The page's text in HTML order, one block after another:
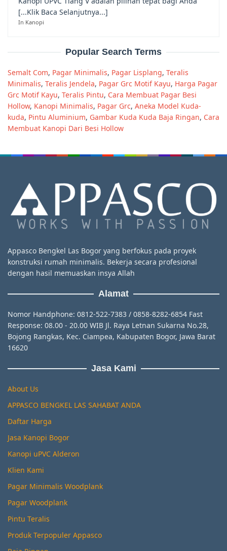
[...Klik Baca Selanjutnya...]
In Kanopi
Popular Search Terms
Semalt Com, Pagar Minimalis, Pagar Lisplang, Teralis
Minimalis, Teralis Jendela, Pagar Grc Motif Kayu, Harga Pagar
Grc Motif Kayu, Teralis Pintu, Cara Membuat Pagar Besi
Hollow, Kanopi Minimalis, Pagar Grc, Aneka Model Kuda-
kuda, Pintu Aluminium, Gambar Kuda Kuda Baja Ringan, Cara
Membuat Kanopi Dari Besi Hollow
Appasco Bengkel Las Bogor yang berfokus pada proyek
konstruksi rumah minimalis. Bekerja secara profesional
dengan hasil memuaskan insya Allah
Alamat
Nomor Handphone: 0812-522-7383 / 0858-8282-6854 Fast
Response: 08.00 - 20.00 WIB Jl. Raya Letnan Sukarna No.28,
Bojong Rangkas, Kec. Ciampea, Kabupaten Bogor, Jawa Barat
16620
Jasa Kami
About Us
APPASCO BENGKEL LAS SAHABAT ANDA
Daftar Harga
Jasa Kanopi Bogor
Kanopi uPVC Alderon
Klien Kami
Pagar Minimalis Woodplank
Pagar Woodplank
Pintu Teralis
Produk Terpopuler Appasco